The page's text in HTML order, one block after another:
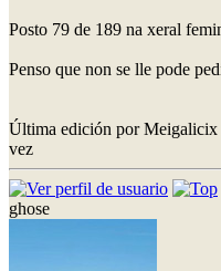
Posto 79 de 189 na xeral
Penso que non se lle pode
Última edición por Meigalicix
vez
ghose